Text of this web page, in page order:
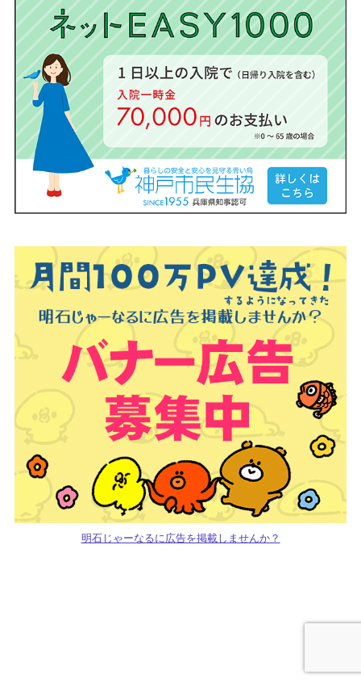
明石じゃーなるに広告を掲載しませんか？